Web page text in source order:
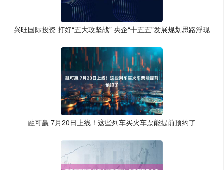
兴旺国际投资 打好“五大攻坚战” 央企“十五五”发展规划思路浮现
融可赢 7月20日上线！这些列车买火车票能提前预约了